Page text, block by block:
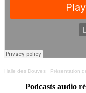
Halle des Douves · Présentation
Podcasts audio